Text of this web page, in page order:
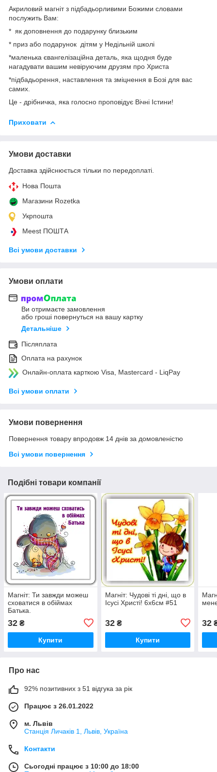
Акриловий магніт з підбадьорливими Божими словами
послужить Вам:
* як доповнення до подарунку близьким
* приз або подарунок дітям у Недільній школі
*маленька євангелізаційна деталь, яка щодня буде
нагадувати вашим невіруючим друзям про Христа
*підбадьорення, наставлення та зміцнення в Бозі для вас
самих.
Це - дрібничка, яка голосно проповідує Вічні Істини!
Приховати
Умови доставки
Доставка здійснюється тільки по передоплаті.
Нова Пошта
Магазини Rozetka
Укрпошта
Meest ПОШТА
Всі умови доставки
Умови оплати
Ви отримаєте замовлення
або гроші повернуться на вашу картку
Детальніше
Післяплата
Оплата на рахунок
Онлайн-оплата карткою Visa, Mastercard - LiqPay
Всі умови оплати
Умови повернення
Повернення товару впродовж 14 днів за домовленістю
Всі умови повернення
Подібні товари компанії
Магніт: Ти завжди можеш
сховатися в обіймах
Батька.
32 ₴
Купити
Магніт: Чудові ті дні, що в
Ісусі Христі! 6х6см #51
32₴
Купити
32
Про нас
92% позитивних з 51 відгука за рік
Працює з 26.01.2022
м. Львів
Станція Личаків 1, Львів, Україна
Контакти
Сьогодні працює з 10:00 до 18:00